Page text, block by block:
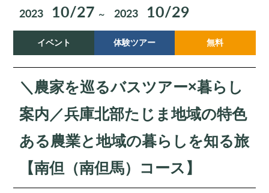
2023 10/27 ～ 2023 10/29
イベント 体験ツアー 無料
＼農家を巡るバスツアー×暮らし
案内／兵庫北部たじま地域の特色
ある農業と地域の暮らしを知る旅
【南但（南但馬）コース】